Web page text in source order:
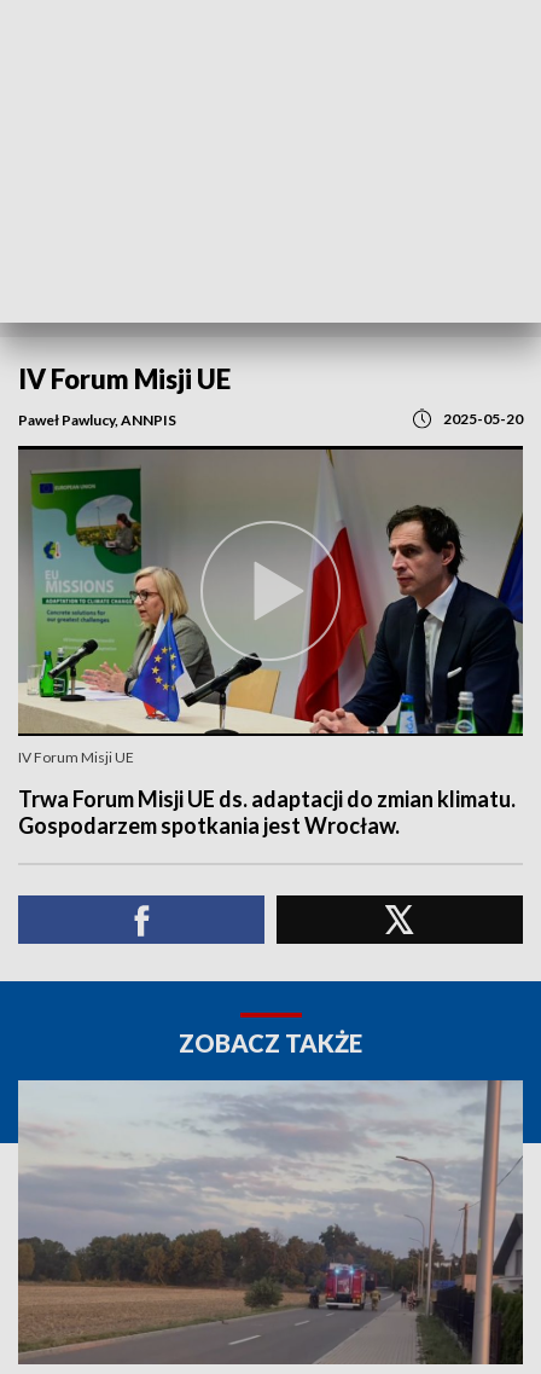
IV Forum Misji UE
Paweł Pawlucy, ANNPIS 2025-05-20
IV Forum Misji UE
Trwa Forum Misji UE ds. adaptacji do zmian klimatu.
Gospodarzem spotkania jest Wrocław.
ZOBACZ TAKŻE